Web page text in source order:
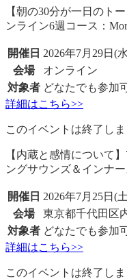
【朝の30分が一日のト
ンライン6週コース：
開催日 2026年7月29日(
会場
オンライン
対象者 どなたでも参加
詳細はこちら>>
このイベントは終了しま
【内蔵と感情について
ングサウンズ＆インナ
開催日 2026年7月25日(
会場
東京都千代田区
対象者 どなたでも参加
詳細はこちら>>
このイベントは終了しま